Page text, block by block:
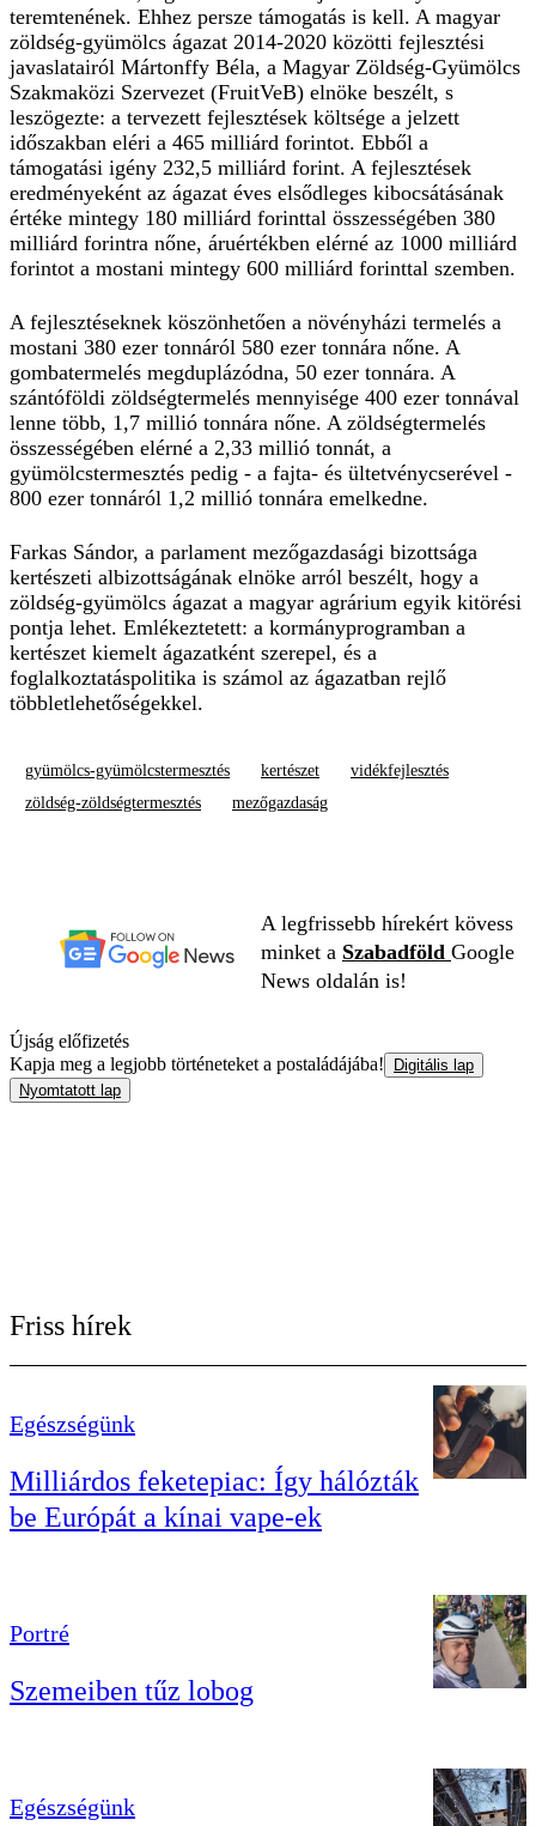
teremtenének. Ehhez persze támogatás is kell. A magyar
zöldség-gyümölcs ágazat 2014-2020 közötti fejlesztési
javaslatairól Mártonffy Béla, a Magyar Zöldség-Gyümölcs
Szakmaközi Szervezet (FruitVeB) elnöke beszélt, s
leszögezte: a tervezett fejlesztések költsége a jelzett
időszakban eléri a 465 milliárd forintot. Ebből a
támogatási igény 232,5 milliárd forint. A fejlesztések
eredményeként az ágazat éves elsődleges kibocsátásának
értéke mintegy 180 milliárd forinttal összességében 380
milliárd forintra nőne, áruértékben elérné az 1000 milliárd
forintot a mostani mintegy 600 milliárd forinttal szemben.
A fejlesztéseknek köszönhetően a növényházi termelés a
mostani 380 ezer tonnáról 580 ezer tonnára nőne. A
gombatermelés megduplázódna, 50 ezer tonnára. A
szántóföldi zöldségtermelés mennyisége 400 ezer tonnával
lenne több, 1,7 millió tonnára nőne. A zöldségtermelés
összességében elérné a 2,33 millió tonnát, a
gyümölcstermesztés pedig - a fajta- és ültetvénycserével -
800 ezer tonnáról 1,2 millió tonnára emelkedne.
Farkas Sándor, a parlament mezőgazdasági bizottsága
kertészeti albizottságának elnöke arról beszélt, hogy a
zöldség-gyümölcs ágazat a magyar agrárium egyik kitörési
pontja lehet. Emlékeztetett: a kormányprogramban a
kertészet kiemelt ágazatként szerepel, és a
foglalkoztatáspolitika is számol az ágazatban rejlő
többletlehetőségekkel.
gyümölcs-gyümölcstermesztés kertészet
vidékfejlesztés
zöldség-zöldségtermesztés
mezőgazdaság
A legfrissebb hírekért kövess
minket a Szabadföld Google
News oldalán is!
Újság előfizetés
Kapja meg a legjobb történeteket a postaládájába!
Digitális lap
Nyomtatott lap
Friss hírek
Egészségünk
Milliárdos feketepiac: Így hálózták
be Európát a kínai vape-ek
Portré
Szemeiben tűz lobog
Egészségünk